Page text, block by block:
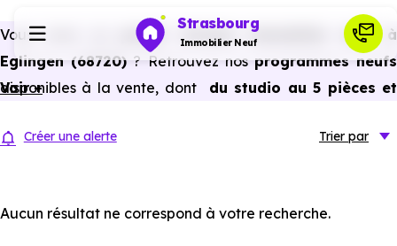
Strasbourg
Immobilier Neuf
Investir
Vous avez un
projet d’achat immobilier neuf à
Eglingen (68720) ? Retrouvez nos programmes neufs
disponibles à la vente, dont
du studio au 5 pièces et
avantages du neuf :PTZ, TVA réduitedans certains cas,
Voir +
Créer une alerte Trier par
Aucun résultat ne correspond à votre recherche.